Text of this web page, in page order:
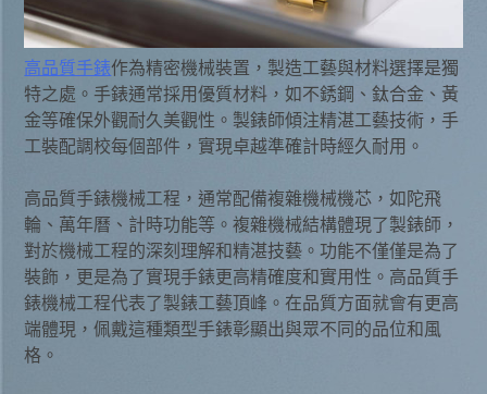
高品質手錶作為精密機械裝置，製造工藝與材料選擇是獨
特之處。手錶通常採用優質材料，如不銹鋼、鈦合金、黃
金等確保外觀耐久美觀性。製錶師傾注精湛工藝技術，手
工裝配調校每個部件，實現卓越準確計時經久耐用。
高品質手錶機械工程，通常配備複雜機械機芯，如陀飛
輪、萬年曆、計時功能等。複雜機械結構體現了製錶師，
對於機械工程的深刻理解和精湛技藝。功能不僅僅是為了
裝飾，更是為了實現手錶更高精確度和實用性。高品質手
錶機械工程代表了製錶工藝頂峰。在品質方面就會有更高
端體現，佩戴這種類型手錶彰顯出與眾不同的品位和風
格。